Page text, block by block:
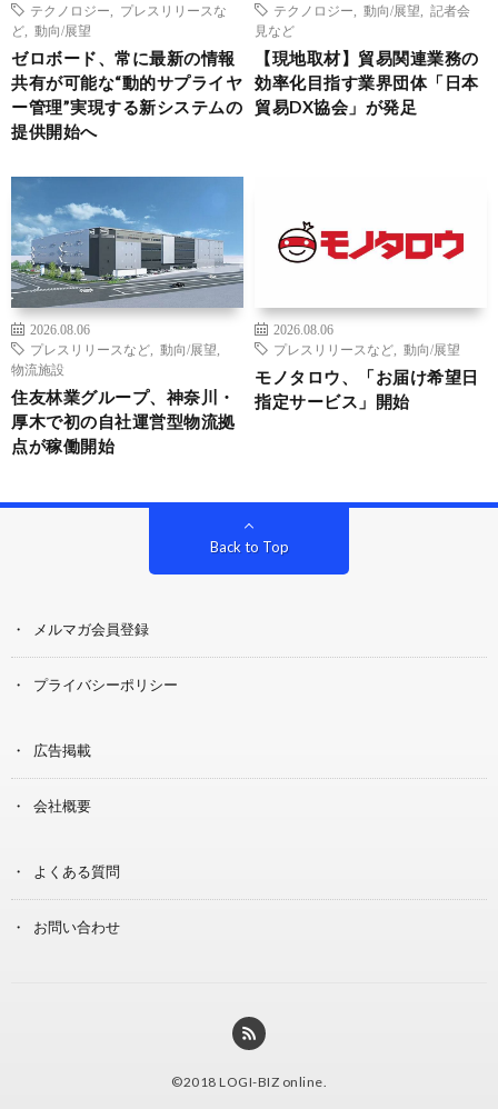
テクノロジー
プレスリリースな
ど
動向/展望
ゼロボード、常に最新の情報
共有が可能な“動的サプライヤ
ー管理”実現する新システムの
提供開始へ
テクノロジー
動向/展望
記者会
見など
【現地取材】貿易関連業務の
効率化目指す業界団体「日本
貿易DX協会」が発足
2026.08.06
プレスリリースなど
動向/展望
物流施設
住友林業グループ、神奈川・
厚木で初の自社運営型物流拠
点が稼働開始
2026.08.06
プレスリリースなど
動向/展望
モノタロウ、「お届け希望日
指定サービス」開始
Back to Top
メルマガ会員登録
プライバシーポリシー
広告掲載
会社概要
よくある質問
お問い合わせ
©2018 LOGI-BIZ online